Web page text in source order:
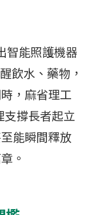
智能照護機器
飲水、藥物，
，麻省理工
支撐長者起立
能瞬間釋放
。